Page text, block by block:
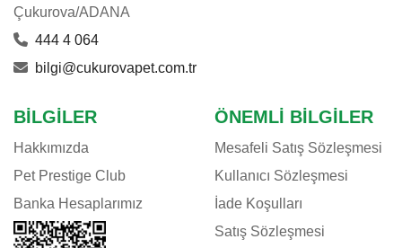
Çukurova/ADANA
444 4 064
bilgi@cukurovapet.com.tr
BILGILER
Hakkımızda
Pet Prestige Club
Banka Hesaplarımız
ÖNEMLI BILGILER
Mesafeli Satış Sözleşmesi
Kullanıcı Sözleşmesi
İade Koşulları
Satış Sözleşmesi